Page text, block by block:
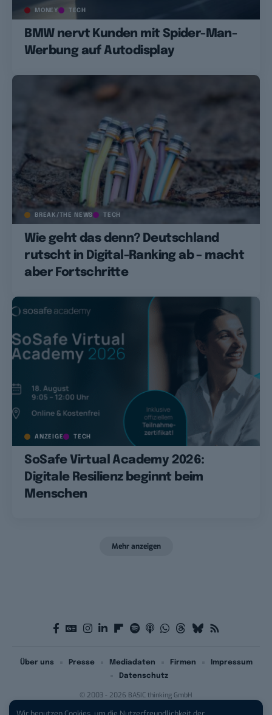
MONEY TECH
BMW nervt Kunden mit Spider-Man-
Werbung auf Autodisplay
BREAK/THE NEWS TECH
Wie geht das denn? Deutschland
rutscht in Digital-Ranking ab – macht
aber Fortschritte
ANZEIGE TECH
SoSafe Virtual Academy 2026:
Digitale Resilienz beginnt beim
Menschen
Mehr anzeigen
© 2003 - 2026 BASIC thinking GmbH
Über uns Presse Mediadaten Firmen
Impressum
Datenschutz